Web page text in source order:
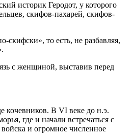
историк Геродот, у которого
скифов-пахарей, скифов-
скифски», то есть, не разбавляя,
с женщиной, выставив перед
кочевников. В VI веке до н.э.
где и начали встречаться с
и огромное численное